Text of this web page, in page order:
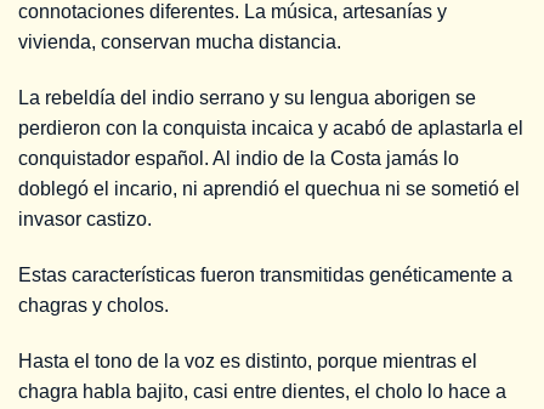
connotaciones diferentes. La música, artesanías y
vivienda, conservan mucha distancia.
La rebeldía del indio serrano y su lengua aborigen se
perdieron con la conquista incaica y acabó de aplastarla el
conquistador español. Al indio de la Costa jamás lo
doblegó el incario, ni aprendió el quechua ni se sometió el
invasor castizo.
Estas características fueron transmitidas genéticamente a
chagras y cholos.
Hasta el tono de la voz es distinto, porque mientras el
chagra habla bajito, casi entre dientes, el cholo lo hace a